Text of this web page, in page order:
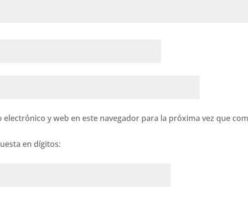
y web en este navegador para la próxima vez que
en dígitos: